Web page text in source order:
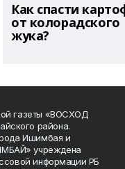
Как спасти
от колорадского
жука?
газеты «ВОСХОД
района.
Ишимбая и
учреждена
информации РБ